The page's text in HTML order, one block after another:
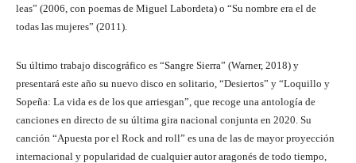
leas” (2006, con poemas de Miguel Labordeta) o “Su nombre era el de
todas las mujeres” (2011).
Su último trabajo discográfico es “Sangre Sierra” (Warner, 2018) y
presentará este año su nuevo disco en solitario, “Desiertos” y “Loquillo y
Sopeña: La vida es de los que arriesgan”, que recoge una antología de
canciones en directo de su última gira nacional conjunta en 2020. Su
canción “Apuesta por el Rock and roll” es una de las de mayor proyección
internacional y popularidad de cualquier autor aragonés de todo tiempo,